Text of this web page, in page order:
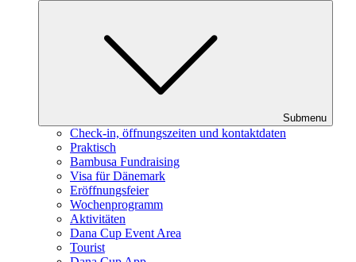
Submenu
Check-in, öffnungszeiten und kontaktdaten
Praktisch
Bambusa Fundraising
Visa für Dänemark
Eröffnungsfeier
Wochenprogramm
Aktivitäten
Dana Cup Event Area
Tourist